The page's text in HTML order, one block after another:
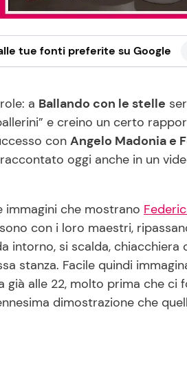
tue fonti preferite su Google
a Ballando con le stelle
e creino un certo
con Angelo Madonia e
oggi anche in un
immagini che mostrano
con i loro maestri,
intorno, si scalda, chiacchiera
stanza. Facile quindi
già alle 22, molto prima che ci
dimostrazione che